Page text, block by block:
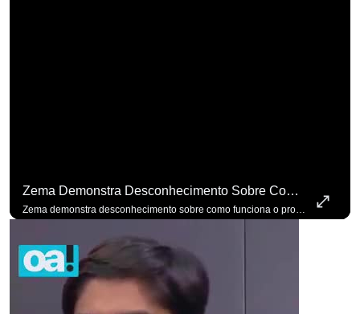
Zema Demonstra Desconhecimento Sobre Como Funciona O Processo De Mudança Das Leis. #OAntagonista
Zema demonstra desconhecimento sobre como funciona o processo de mudança das leis. #OAntagonista Se você busca informação com credibilidade, inscreva-se agora e ative o